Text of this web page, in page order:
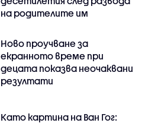
на родителите им
Ново проучване за
екранното време при
децата показва неочаквани
резултати
Като картина на Ван Гог: